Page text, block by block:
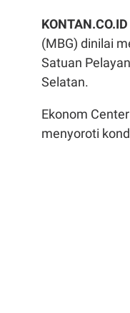
(MBG) dinilai
Satuan
Selatan.
Ekonom
menyoroti